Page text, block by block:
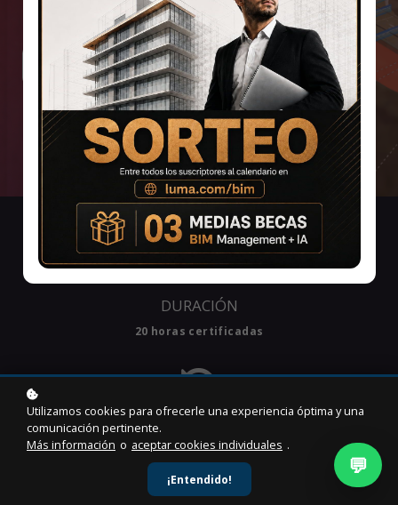
viales, hidráulicos y estructuras.
Agregar al carrito
DURACIÓN
20 horas certificadas
💬
Utilizamos cookies para ofrecerle una experiencia óptima y una
comunicación pertinente.
Más información o aceptar cookies individuales .
¡Entendido!